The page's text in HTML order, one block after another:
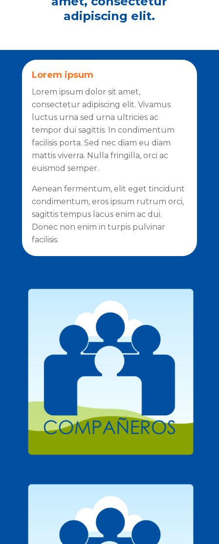
adipiscing elit.
Lorem ipsum
Lorem ipsum dolor sit amet,
consectetur adipiscing elit. Vivamus
luctus urna sed urna ultricies ac
tempor dui sagittis. In condimentum
facilisis porta. Sed nec diam eu diam
mattis viverra. Nulla fringilla, orci ac
euismod semper.
Aenean fermentum, elit eget tincidunt
condimentum, eros ipsum rutrum orci,
sagittis tempus lacus enim ac dui.
Donec non enim in turpis pulvinar
facilisis.